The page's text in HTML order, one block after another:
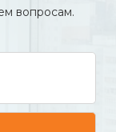
вопросам.